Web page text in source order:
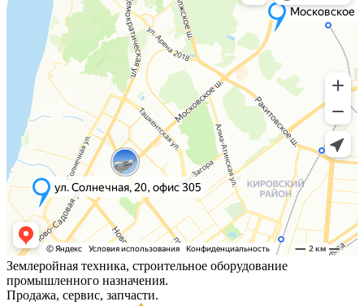
Землеройная техника, строительное оборудование
промышленного назначения.
Продажа, сервис, запчасти.